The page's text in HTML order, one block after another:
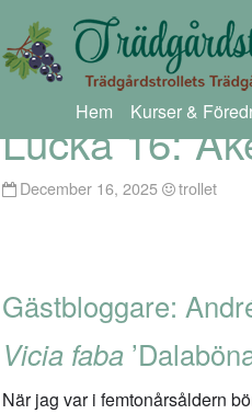
Hem Kurser &
Lucka 16:
December 16, 2025 trollet
Gästbloggare:
Vicia faba
När jag var i femtonårsåldern